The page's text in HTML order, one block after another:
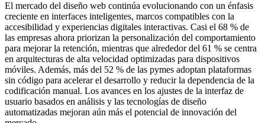
El mercado del diseño web continúa evolucionando con un énfasis
creciente en interfaces inteligentes, marcos compatibles con la
accesibilidad y experiencias digitales interactivas. Casi el 68 % de
las empresas ahora priorizan la personalización del comportamiento
para mejorar la retención, mientras que alrededor del 61 % se centra
en arquitecturas de alta velocidad optimizadas para dispositivos
móviles. Además, más del 52 % de las pymes adoptan plataformas
sin código para acelerar el desarrollo y reducir la dependencia de la
codificación manual. Los avances en los ajustes de la interfaz de
usuario basados ​​en análisis y las tecnologías de diseño
automatizadas mejoran aún más el potencial de innovación del